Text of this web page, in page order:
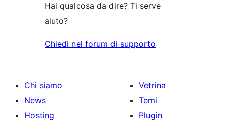
Hai qualcosa da dire? Ti serve
aiuto?
Chiedi nel forum di supporto
Chi siamo
News
Hosting
Vetrina
Temi
Plugin